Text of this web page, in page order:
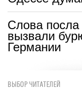
Слова
вызвали
Германии
ВЫБОР ЧИТАТЕЛЕЙ